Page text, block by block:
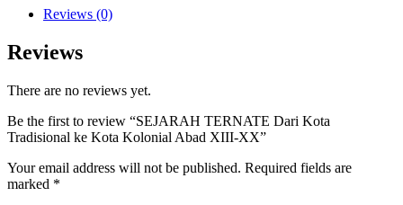
Reviews (0)
Reviews
There are no reviews yet.
Be the first to review “SEJARAH TERNATE Dari Kota
Tradisional ke Kota Kolonial Abad XIII-XX”
Your email address will not be published. Required fields are
marked *